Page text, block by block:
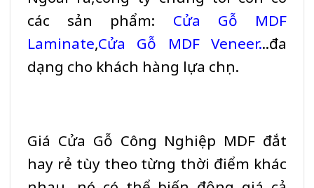
các sản phẩm: Cửa Gỗ MDF
Laminate,Cửa Gỗ MDF Veneer...đa
dạng cho khách hàng lựa chọn.
Giá Cửa Gỗ Công Nghiệp MDF đắt
hay rẻ tùy theo từng thời điểm khác